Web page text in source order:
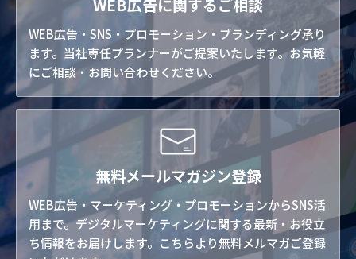
WEB広告・SNS・プロモーション・ブランディング承り
ます。当社専任プランナーがご提案いたします。お気軽
にご相談・お問い合わせください。
無料メールマガジン登録
WEB広告・マーケティング・プロモーションからSNS活
用まで。デジタルマーケティングに関する最新・お役立
ち情報をお届けします。こちらより無料メルマガご登録